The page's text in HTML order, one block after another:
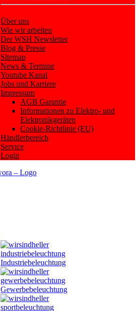
Über uns
Wie wir arbeiten
Der WSH Newsletter
Blog & Presse
Sitemap
News & Termine
Youtube Kanal
Jobs und Karriere
Impressum
AGB Garantie
Informationen zu Elektro- und
Elektronikgeräten
Cookie-Richtlinie (EU)
Händlerbereich
Service
Login
Industriebeleuchtung
Gewerbebeleuchtung